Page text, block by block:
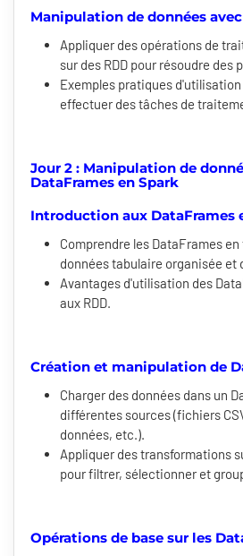
Manipulation de données
Appliquer des opérations de
sur des RDD pour résoudre des
Exemples pratiques d'utilisation
effectuer des tâches de
Jour 2 : Manipulation de
DataFrames en Spark
Introduction aux DataFrames
Comprendre les DataFrames
données tabulaire organisée et
Avantages d'utilisation des
aux RDD.
Création et manipulation de
Charger des données dans un
différentes sources (fichiers
données, etc.).
Appliquer des transformations
pour filtrer, sélectionner et
Opérations de base sur les